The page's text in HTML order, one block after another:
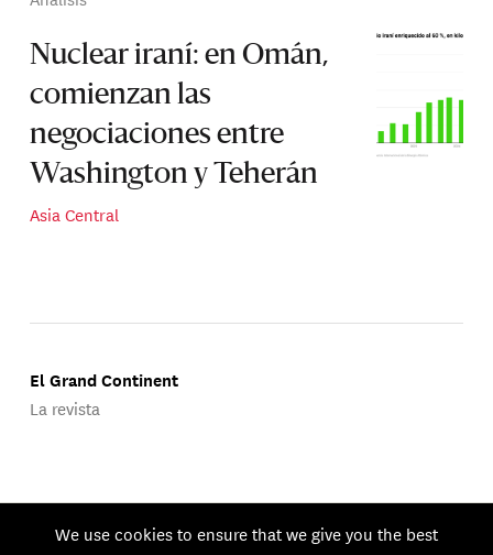
Nuclear iraní: en Omán,
comienzan las
negociaciones entre
Washington y Teherán
Asia Central
El Grand Continent
La revista
© 2026 GEG. Todos los derechos reservados.
We use cookies to ensure that we give you the best